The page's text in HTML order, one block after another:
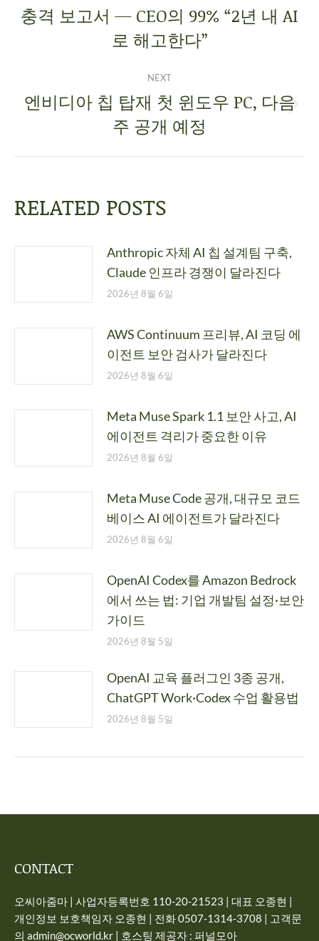
충격 보고서 — CEO의 99% “2년 내 AI
로 해고한다”
NEXT
엔비디아 칩 탑재 첫 윈도우 PC, 다음
주 공개 예정
RELATED POSTS
Anthropic 자체 AI 칩 설계팀 구축,
Claude 인프라 경쟁이 달라진다
2026년 8월 6일
AWS Continuum 프리뷰, AI 코딩 에
이전트 보안 검사가 달라진다
2026년 8월 6일
Meta Muse Spark 1.1 보안 사고, AI
에이전트 격리가 중요한 이유
2026년 8월 6일
Meta Muse Code 공개, 대규모 코드
베이스 AI 에이전트가 달라진다
2026년 8월 6일
OpenAI Codex를 Amazon Bedrock
에서 쓰는 법: 기업 개발팀 설정·보안
가이드
2026년 8월 5일
OpenAI 교육 플러그인 3종 공개,
ChatGPT Work·Codex 수업 활용법
2026년 8월 5일
CONTACT
오씨아줌마 | 사업자등록번호 110-20-21523 | 대표 오종현 |
개인정보 보호책임자 오종현 | 전화 0507-1314-3708 | 고객문
의 admin@ocworld.kr | 호스팅 제공자 : 퍼널모아